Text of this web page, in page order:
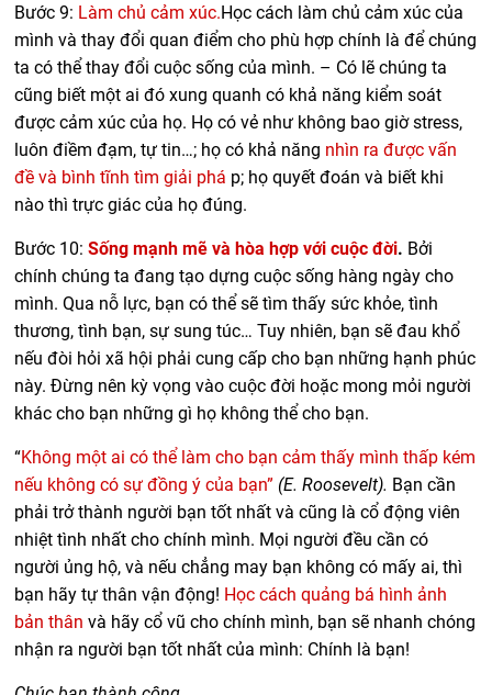
Bước 9: Làm chủ cảm xúc.Học cách làm chủ cảm xúc của
mình và thay đổi quan điểm cho phù hợp chính là để chúng
ta có thể thay đổi cuộc sống của mình. – Có lẽ chúng ta
cũng biết một ai đó xung quanh có khả năng kiểm soát
được cảm xúc của họ. Họ có vẻ như không bao giờ stress,
luôn điềm đạm, tự tin…; họ có khả năng nhìn ra được vấn
đề và bình tĩnh tìm giải phá p; họ quyết đoán và biết khi
nào thì trực giác của họ đúng.
Bước 10:Sống mạnh mẽ và hòa hợp với cuộc đời. Bởi
chính chúng ta đang tạo dựng cuộc sống hàng ngày cho
mình. Qua nỗ lực, bạn có thể sẽ tìm thấy sức khỏe, tình
thương, tình bạn, sự sung túc… Tuy nhiên, bạn sẽ đau khổ
nếu đòi hỏi xã hội phải cung cấp cho bạn những hạnh phúc
này. Đừng nên kỳ vọng vào cuộc đời hoặc mong mỏi người
khác cho bạn những gì họ không thể cho bạn.
“Không một ai có thể làm cho bạn cảm thấy mình thấp kém
nếu không có sự đồng ý của bạn” (E. Roosevelt). Bạn cần
phải trở thành người bạn tốt nhất và cũng là cổ động viên
nhiệt tình nhất cho chính mình. Mọi người đều cần có
người ủng hộ, và nếu chẳng may bạn không có mấy ai, thì
bạn hãy tự thân vận động! Học cách quảng bá hình ảnh
bản thân và hãy cổ vũ cho chính mình, bạn sẽ nhanh chóng
nhận ra người bạn tốt nhất của mình: Chính là bạn!